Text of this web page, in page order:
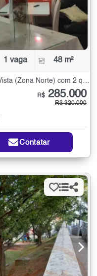
1 vaga 48 m²
Apartamento à Venda na Vila Bela Vista (Zona Norte) com 2 quartos - 48 m²
R$ 285.000
R$ 320.000
Contatar